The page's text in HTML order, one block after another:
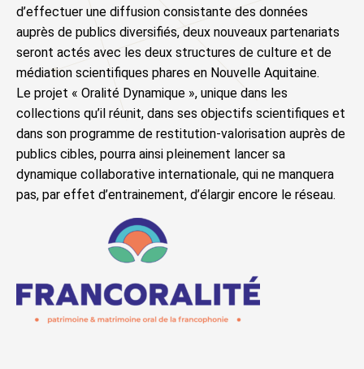
d’effectuer une diffusion consistante des données
auprès de publics diversifiés, deux nouveaux partenariats
seront actés avec les deux structures de culture et de
médiation scientifiques phares en Nouvelle Aquitaine.
Le projet « Oralité Dynamique », unique dans les
collections qu’il réunit, dans ses objectifs scientifiques et
dans son programme de restitution-valorisation auprès de
publics cibles, pourra ainsi pleinement lancer sa
dynamique collaborative internationale, qui ne manquera
pas, par effet d’entrainement, d’élargir encore le réseau.